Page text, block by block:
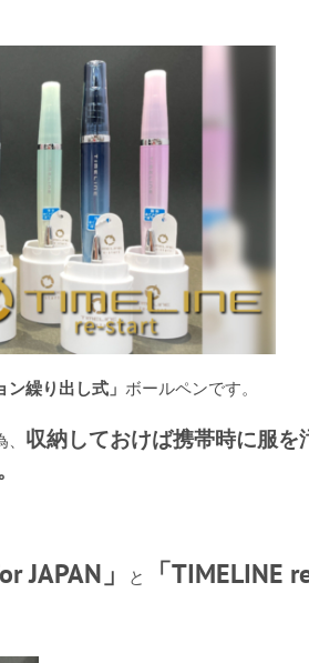
ン繰り出し式」 ボールペンです。
収納しておけば携帯時に服を
JAPAN」 と
「TIMELINE